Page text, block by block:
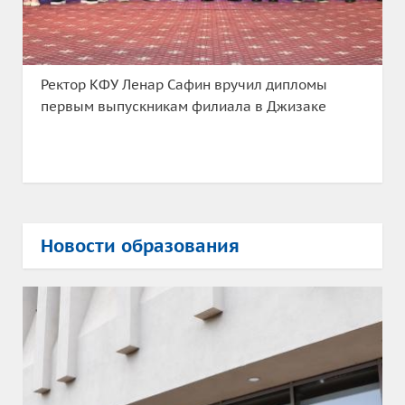
Ректор КФУ Ленар Сафин вручил дипломы
первым выпускникам филиала в Джизаке
Новости образования